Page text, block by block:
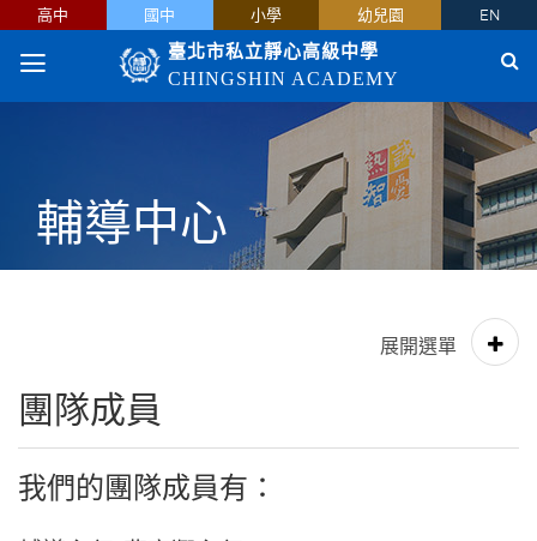
高中 國中 小學 幼兒園 EN
臺北市私立靜心高級中學
CHINGSHIN ACADEMY
輔導中心
團隊成員
我們的團隊成員有：